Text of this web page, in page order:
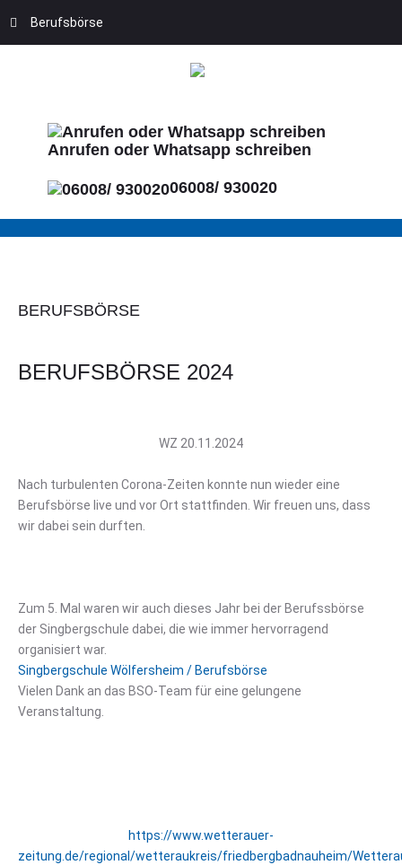
Anrufen oder Whatsapp schreiben
06008/ 930020
Berufsbörse
BERUFSBÖRSE
BERUFSBÖRSE 2024
WZ 20.11.2024
Nach turbulenten Corona-Zeiten konnte nun wieder eine
Berufsbörse live und vor Ort stattfinden. Wir freuen uns, dass
wir dabei sein durften.
Zum 5. Mal waren wir auch dieses Jahr bei der Berufssbörse
der Singbergschule dabei, die wie immer hervorragend
organisiert war.
Singbergschule Wölfersheim / Berufsbörse
Vielen Dank an das BSO-Team für eine gelungene
Veranstaltung.
https://www.wetterauer-
zeitung.de/regional/wetteraukreis/friedbergbadnauheim/